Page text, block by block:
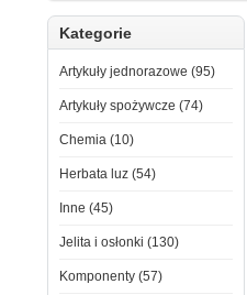
Kategorie
Artykuły jednorazowe (95)
Artykuły spożywcze (74)
Chemia (10)
Herbata luz (54)
Inne (45)
Jelita i osłonki (130)
Komponenty (57)